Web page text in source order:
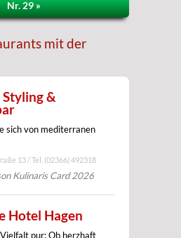
Nr. 29 »
mit der
&
sich von mediterranen
13 / Tel. (02366) 492318
Kulinaris Card 2026
Hotel Hagen
pur: Ob herzhaft